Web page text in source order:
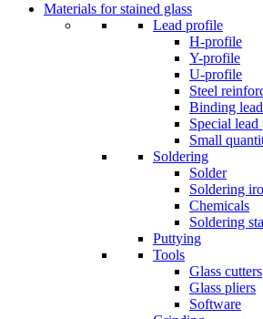
Materials for stained glass
Lead profile
H-profile
Y-profile
U-profile
Steel
Binding lead
Special
Small
Soldering
Solder
Soldering
Chemicals
Soldering
Puttying
Tools
Glass cutters
Glass pliers
Software